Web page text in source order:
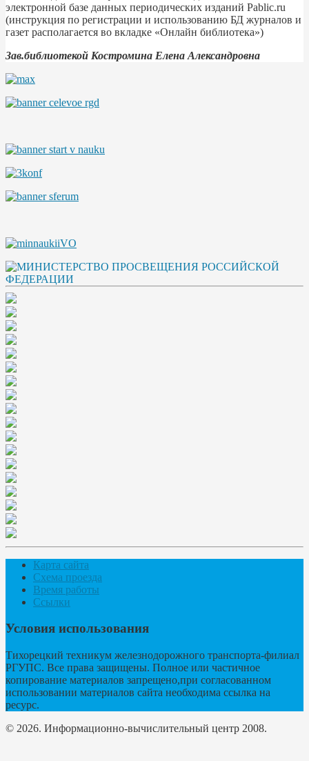
электронной базе данных периодических изданий Pablic.ru
(инструкция по регистрации и использованию БД журналов и
газет располагается во вкладке «Онлайн библиотека»)
Зав.библиотекой Костромина Елена Александровна
Карта сайта
Схема проезда
Время работы
Ссылки
Условия использования
Тихорецкий техникум железнодорожного транспорта-филиал
РГУПС. Все права защищены. Полное или частичное
копирование материалов запрещено,при согласованном
использовании материалов сайта необходима ссылка на
ресурс.
© 2026. Информационно-вычислительный центр 2008.